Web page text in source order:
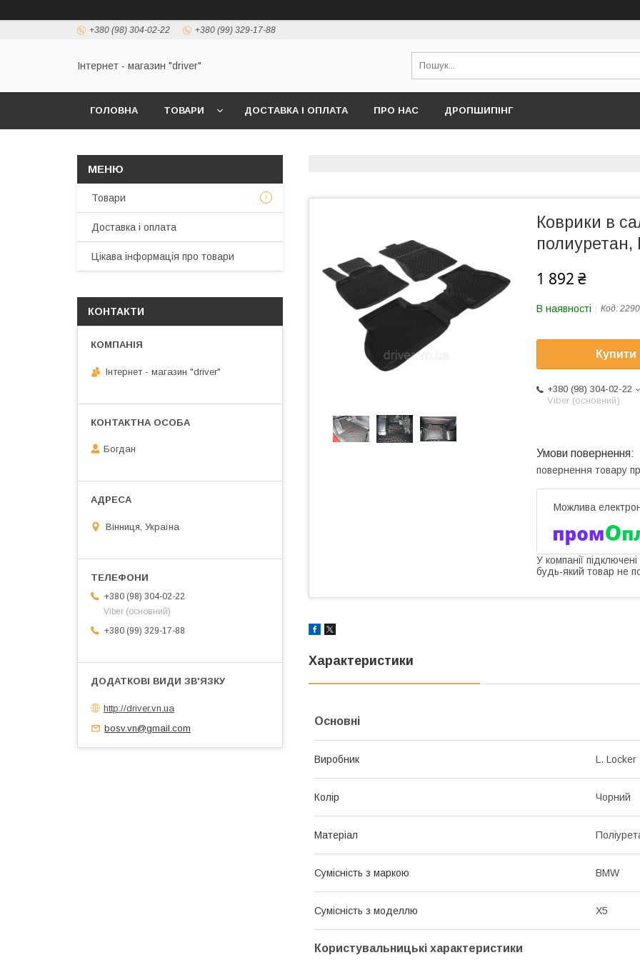
+380 (98) 304-02-22 +380 (99) 329-17-88
Інтернет - магазин "driver"
ГОЛОВНА ТОВАРИ ДОСТАВКА І ОПЛАТА ПРО НАС ДРОПШИПІНГ
Коврики в
полиуретан,
1 892 ₴
В наявності Код:
Купити
+380 (98) 304-02-22
Viber (основний)
повернення товару
У компанії
будь-який товар не
Характеристики
Основні
Виробник L. Locker
Колір Чорний
Матеріал
Сумісність з маркою BMW
Сумісність з моделлю X5
Користувальницькі характеристики
Товари
Доставка і оплата
Цікава інформація про товари
КОНТАКТИ
Інтернет - магазин "driver"
Богдан
Вінниця, Україна
+380 (98) 304-02-22
Viber (основний)
+380 (99) 329-17-88
http://driver.vn.ua
bosv.vn@gmail.com